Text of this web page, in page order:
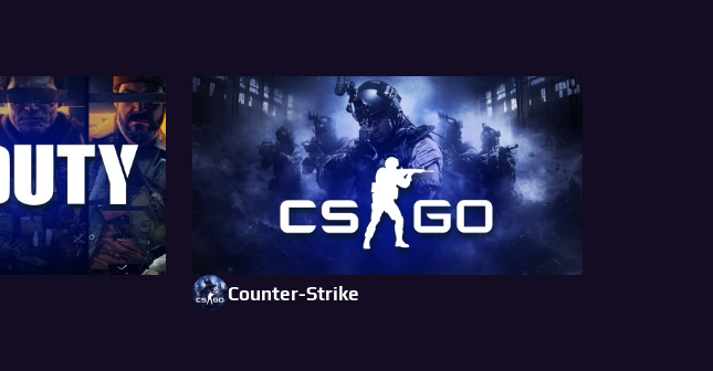
Counter-Strike